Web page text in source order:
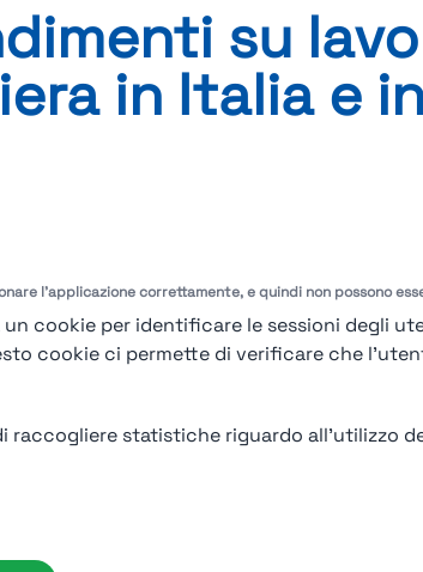
l'applicazione correttamente, e quindi non possono
un cookie per identificare le sessioni degli
cookie ci permette di verificare che
raccogliere statistiche riguardo all'utilizzo
su
in Italia e
Esplora di più